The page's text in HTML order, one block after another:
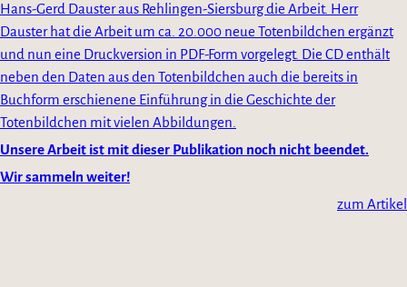
Hans-Gerd Dauster aus Rehlingen-Siersburg die Arbeit. Herr
Dauster hat die Arbeit um ca. 20.000 neue Totenbildchen ergänzt
und nun eine Druckversion in PDF-Form vorgelegt. Die CD enthält
neben den Daten aus den Totenbildchen auch die bereits in
Buchform erschienene Einführung in die Geschichte der
Totenbildchen mit vielen Abbildungen.
Unsere Arbeit ist mit dieser Publikation noch nicht beendet.
Wir sammeln weiter!
zum Artikel